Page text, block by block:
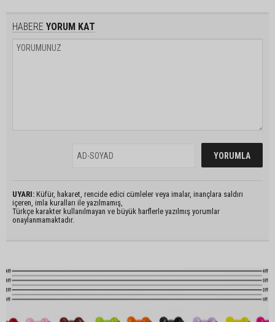
HABERE YORUM KAT
UYARI: Küfür, hakaret, rencide edici cümleler veya imalar, inançlara saldırı
içeren, imla kuralları ile yazılmamış,
Türkçe karakter kullanılmayan ve büyük harflerle yazılmış yorumlar
onaylanmamaktadır.